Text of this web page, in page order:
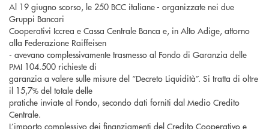
Al 19 giugno scorso, le 250 BCC italiane - organizzate nei due
Gruppi Bancari
Cooperativi Iccrea e Cassa Centrale Banca e, in Alto Adige, attorno
alla Federazione Raiffeisen
- avevano complessivamente trasmesso al Fondo di Garanzia delle
PMI 104.500 richieste di
garanzia a valere sulle misure del “Decreto Liquidità”. Si tratta di oltre
il 15,7% del totale delle
pratiche inviate al Fondo, secondo dati forniti dal Medio Credito
Centrale.
L’importo complessivo dei finanziamenti del Credito Cooperativo e